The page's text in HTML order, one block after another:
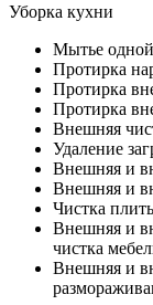
Уборка кухни
Мытье
Протирка
Протирка
Протирка
Внешняя
Удаление
Внешняя и
Внешняя и
Чистка
Внешняя и
чистка
Внешняя и